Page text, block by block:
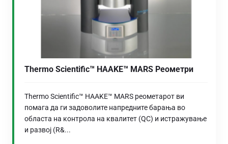
Thermo Scientific™ HAAKE™ MARS Реометри
Thermo Scientific™ HAAKE™ MARS реометарот ви
помага да ги задоволите напредните барања во
областа на контрола на квалитет (QC) и истражување
и развој (R&...